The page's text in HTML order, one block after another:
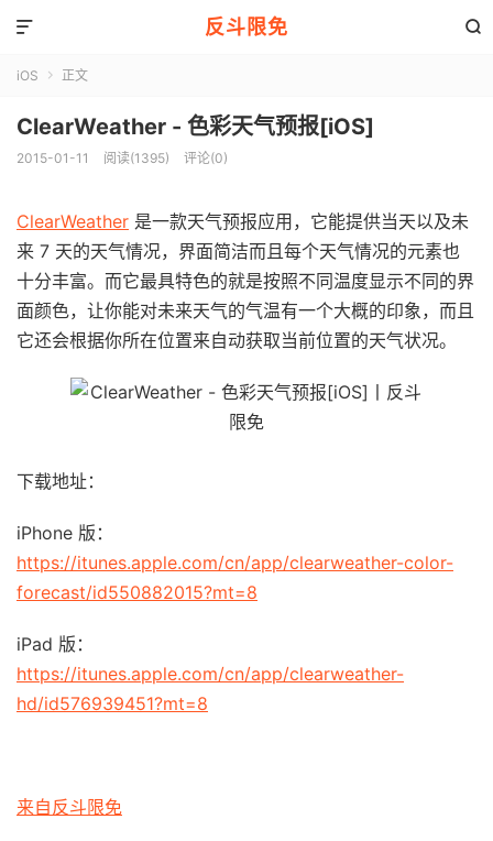
反斗限免 

iOS  正文
ClearWeather - 色彩天气预报[iOS]
2015-01-11 阅读(1395) 评论(0)
ClearWeather 是一款天气预报应用，它能提供当天以及未
来 7 天的天气情况，界面简洁而且每个天气情况的元素也
十分丰富。而它最具特色的就是按照不同温度显示不同的界
面颜色，让你能对未来天气的气温有一个大概的印象，而且
它还会根据你所在位置来自动获取当前位置的天气状况。
下载地址：
iPhone 版：
https://itunes.apple.com/cn/app/clearweather-color-
forecast/id550882015?mt=8
iPad 版：
https://itunes.apple.com/cn/app/clearweather-
hd/id576939451?mt=8
来自反斗限免